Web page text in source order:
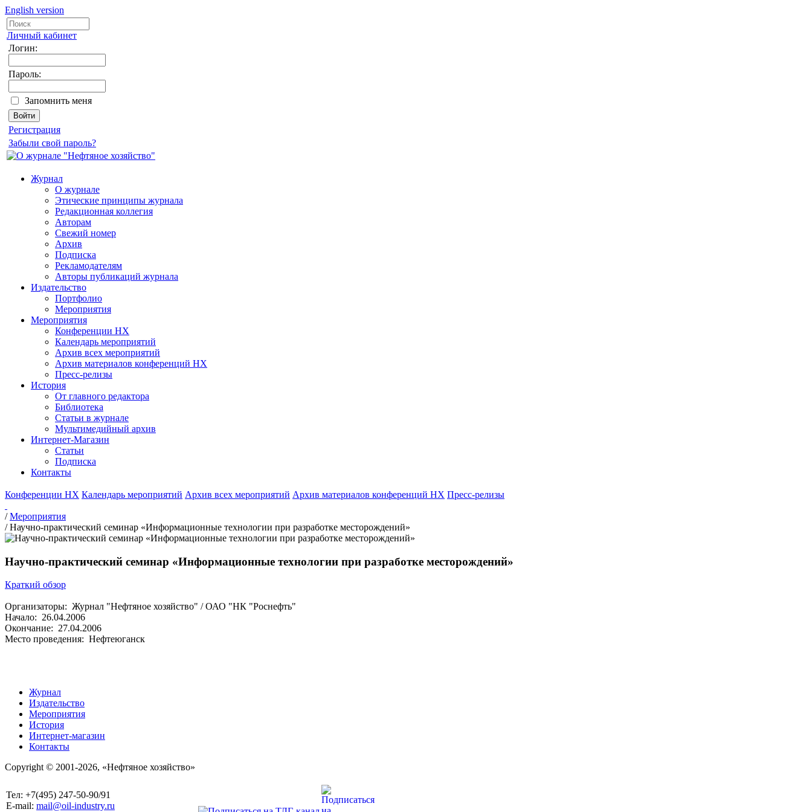
English version
Личный кабинет
Логин:
Пароль:
Запомнить меня
Регистрация
Забыли свой пароль?
Журнал
О журнале
Этические принципы журнала
Редакционная коллегия
Авторам
Свежий номер
Архив
Подписка
Рекламодателям
Авторы публикаций журнала
Издательство
Портфолио
Мероприятия
Мероприятия
Конференции НХ
Календарь мероприятий
Архив всех мероприятий
Архив материалов конференций НХ
Пресс-релизы
История
От главного редактора
Библиотека
Статьи в журнале
Мультимедийный архив
Интернет-Магазин
Статьи
Подписка
Контакты
Конференции НХ Календарь мероприятий Архив всех мероприятий Архив материалов конференций НХ Пресс-релизы
/Мероприятия
/Научно-практический семинар «Информационные технологии при разработке месторождений»
Научно-практический семинар «Информационные технологии при разработке месторождений»
Краткий обзор
Организаторы: Журнал "Нефтяное хозяйство" / ОАО "НК "Роснефть"
Начало: 26.04.2006
Окончание: 27.04.2006
Место проведения: Нефтеюганск
Журнал
Издательство
Мероприятия
История
Интернет-магазин
Контакты
Copyright © 2001-2026, «Нефтяное хозяйство»
Тел: +7(495) 247-50-90/91
E-mail: mail@oil-industry.ru